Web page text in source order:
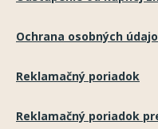
Ochrana osobných
Reklamačný poriadok
Reklamačný poriadok